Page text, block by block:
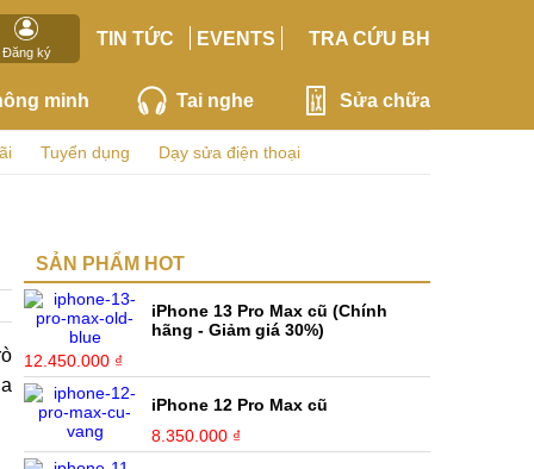
Đăng ký
TIN TỨC EVENTS TRA CỨU BH
minh Tai nghe Sửa chữa
Tuyển dụng Dạy sửa điện thoại
SẢN PHẨM HOT
iPhone 13 Pro Max cũ (Chính
hãng - Giảm giá 30%)
12.450.000 ₫
iPhone 12 Pro Max cũ
8.350.000 ₫